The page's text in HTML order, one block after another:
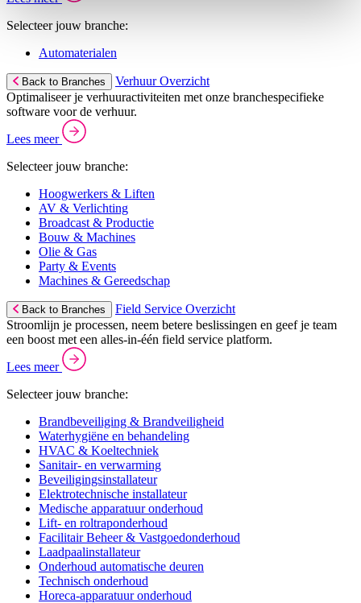
Selecteer jouw branche:
Automaterialen
Back to Branches
Verhuur Overzicht
Optimaliseer je verhuuractiviteiten met onze branchespecifieke
software voor de verhuur.
Lees meer
Selecteer jouw branche:
Hoogwerkers & Liften
AV & Verlichting
Broadcast & Productie
Bouw & Machines
Olie & Gas
Party & Events
Machines & Gereedschap
Back to Branches
Field Service Overzicht
Stroomlijn je processen, neem betere beslissingen en geef je team
een boost met een alles-in-één field service platform.
Lees meer
Selecteer jouw branche:
Brandbeveiliging & Brandveiligheid
Waterhygiëne en behandeling
HVAC & Koeltechniek
Sanitair- en verwarming
Beveiligingsinstallateur
Elektrotechnische installateur
Medische apparatuur onderhoud
Lift- en roltraponderhoud
Facilitair Beheer & Vastgoedonderhoud
Laadpaalinstallateur
Onderhoud automatische deuren
Technisch onderhoud
Horeca-apparatuur onderhoud